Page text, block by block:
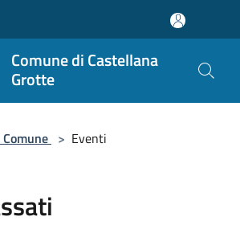
Comune di Castellana
Grotte
> Eventi